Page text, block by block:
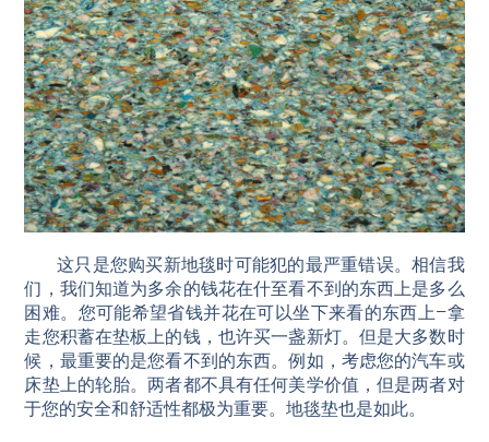
这只是您购买新地毯时可能犯的最严重错误。相信我
们，我们知道为多余的钱花在什至看不到的东西上是多么
困难。您可能希望省钱并花在可以坐下来看的东西上–拿
走您积蓄在垫板上的钱，也许买一盏新灯。但是大多数时
候，最重要的是您看不到的东西。例如，考虑您的汽车或
床垫上的轮胎。两者都不具有任何美学价值，但是两者对
于您的安全和舒适性都极为重要。地毯垫也是如此。